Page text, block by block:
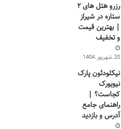
رزرو هتل های ۲
ستاره در شیراز
| بهترین قیمت
و تخفیف
20.شهریور.1404
نیکلودئون پارک
نیویورک
کجاست؟ |
راهنمای جامع
آدرس و بازدید